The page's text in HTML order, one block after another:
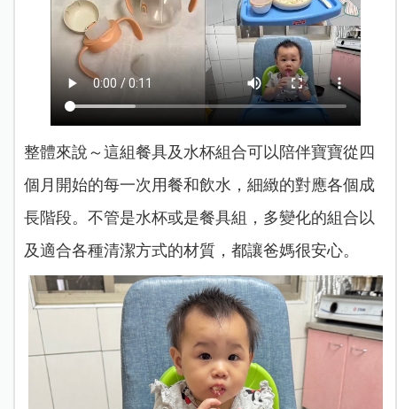
整體來說～這組餐具及水杯組合可以陪伴寶寶從四
個月開始的每一次用餐和飲水，細緻的對應各個成
長階段。不管是水杯或是餐具組，多變化的組合以
及適合各種清潔方式的材質，都讓爸媽很安心。